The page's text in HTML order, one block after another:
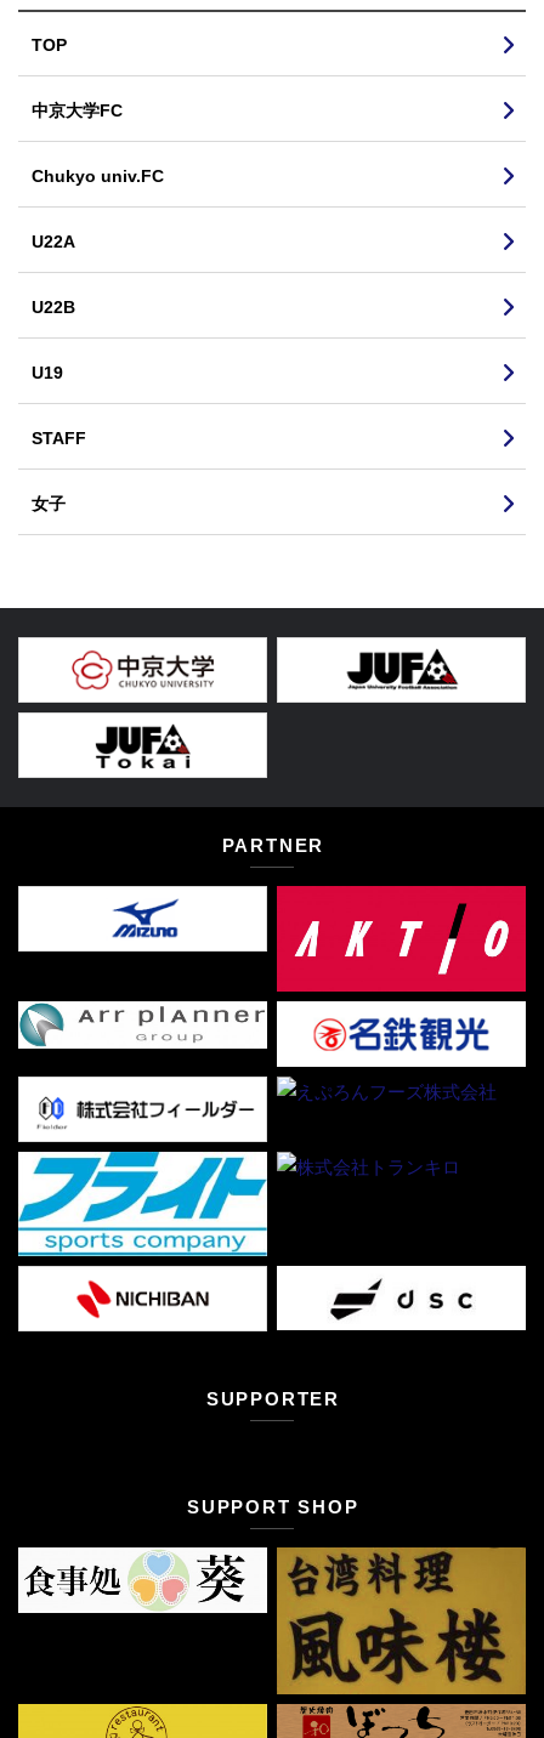
TOP
中京大学FC
Chukyo univ.FC
U22A
U22B
U19
STAFF
女子
PARTNER
SUPPORTER
SUPPORT SHOP